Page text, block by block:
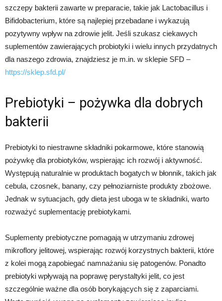
szczepy bakterii zawarte w preparacie, takie jak Lactobacillus i
Bifidobacterium, które są najlepiej przebadane i wykazują
pozytywny wpływ na zdrowie jelit. Jeśli szukasz ciekawych
suplementów zawierających probiotyki i wielu innych przydatnych
dla naszego zdrowia, znajdziesz je m.in. w sklepie SFD –
https://sklep.sfd.pl/
Prebiotyki – pożywka dla dobrych
bakterii
Prebiotyki to niestrawne składniki pokarmowe, które stanowią
pożywkę dla probiotyków, wspierając ich rozwój i aktywność.
Występują naturalnie w produktach bogatych w błonnik, takich jak
cebula, czosnek, banany, czy pełnoziarniste produkty zbożowe.
Jednak w sytuacjach, gdy dieta jest uboga w te składniki, warto
rozważyć suplementację prebiotykami.
Suplementy prebiotyczne pomagają w utrzymaniu zdrowej
mikroflory jelitowej, wspierając rozwój korzystnych bakterii, które
z kolei mogą zapobiegać namnażaniu się patogenów. Ponadto
prebiotyki wpływają na poprawę perystaltyki jelit, co jest
szczególnie ważne dla osób borykających się z zaparciami.